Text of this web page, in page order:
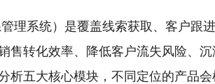
理系统）是覆盖线索获取、客户跟
售转化效率、降低客户流失风险、
析五大核心模块，不同定位的产品